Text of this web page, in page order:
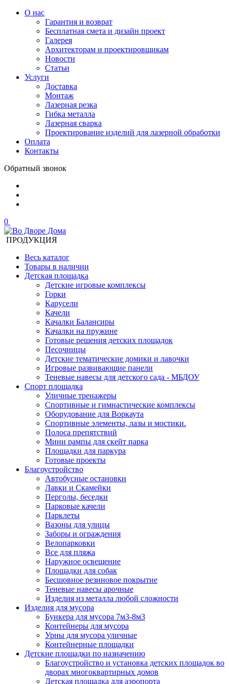
О нас
Гарантия и возврат
Бесплатная смета и дизайн проект
Галерея
Архитекторам и проектировщикам
Новости
Статьи
Услуги
Доставка
Монтаж
Лазерная резка
Гибка металла
Лазерная сварка
Проектирование изделий для лазерной обработки
Оплата
Контакты
Обратный звонок
0
ПРОДУКЦИЯ
Весь каталог
Товары в наличии
Детская площадка
Детские игровые комплексы
Горки
Карусели
Качели
Качалки Балансиры
Качалки на пружине
Готовые решения детских площадок
Песочницы
Детские тематические домики и лавочки
Игровые развивающие панели
Теневые навесы для детского сада - МБДОУ
Спорт площадка
Уличные тренажеры
Спортивные и гимнастические комплексы
Оборудование для Воркаута
Спортивные элементы, лазы и мостики.
Полоса препятствий
Мини рампы для скейт парка
Площадки для паркура
Готовые проекты
Благоустройство
Автобусные остановки
Лавки и Скамейки
Перголы, беседки
Парковые качели
Парклеты
Вазоны для улицы
Заборы и ограждения
Велопарковки
Все для пляжа
Наружное освещение
Площадки для собак
Бесшовное резиновое покрытие
Теневые навесы арочные
Изделия из металла любой сложности
Изделия для мусора
Бункера для мусора 7м3-8м3
Контейнеры для мусора
Урны для мусора уличные
Контейнерные площадки
Детские площадки по назначению
Благоустройство и установка детских площадок во
дворах многоквартирных домов
Детская площадка для аэропорта